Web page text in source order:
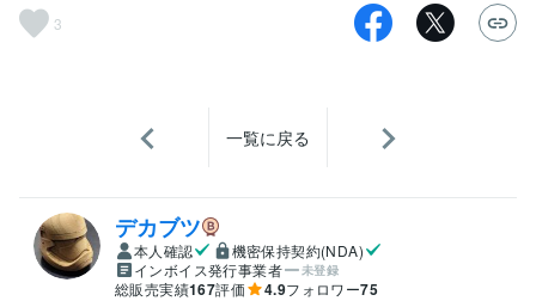
3
一覧に戻る
デカブツ
本人確認
機密保持契約(NDA)
インボイス発行事業者
未登録
総販売実績167評価 4.9フォロワー75